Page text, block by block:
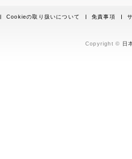
Cookieの取り扱いについて 免責事項
Copyright © 日